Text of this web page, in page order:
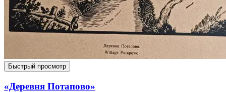
Быстрый просмотр
«Деревня Потапово»